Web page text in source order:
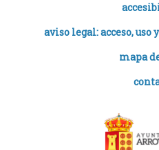
aviso legal: acceso,
mapa